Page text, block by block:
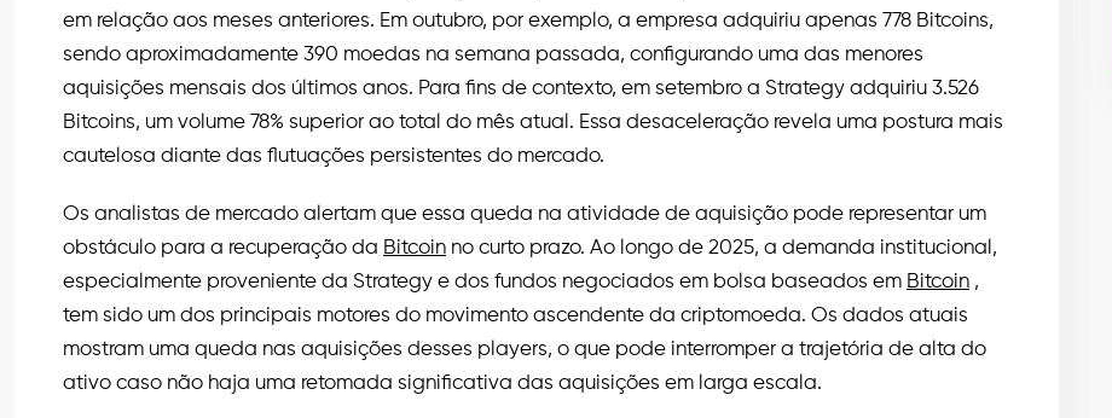
em relação aos meses anteriores. Em outubro, por exemplo, a empresa adquiriu apenas 778 Bitcoins,
sendo aproximadamente 390 moedas na semana passada, configurando uma das menores
aquisições mensais dos últimos anos. Para fins de contexto, em setembro a Strategy adquiriu 3.526
Bitcoins, um volume 78% superior ao total do mês atual. Essa desaceleração revela uma postura mais
cautelosa diante das flutuações persistentes do mercado.
Os analistas de mercado alertam que essa queda na atividade de aquisição pode representar um
obstáculo para a recuperação da Bitcoin no curto prazo. Ao longo de 2025, a demanda institucional,
especialmente proveniente da Strategy e dos fundos negociados em bolsa baseados em Bitcoin ,
tem sido um dos principais motores do movimento ascendente da criptomoeda. Os dados atuais
mostram uma queda nas aquisições desses players, o que pode interromper a trajetória de alta do
ativo caso não haja uma retomada significativa das aquisições em larga escala.